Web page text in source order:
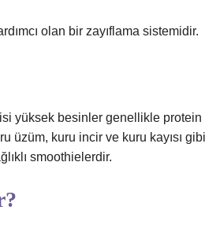
olan bir zayıflama sistemidir.
yüksek besinler genellikle protein
üzüm, kuru incir ve kuru kayısı
smoothielerdir.